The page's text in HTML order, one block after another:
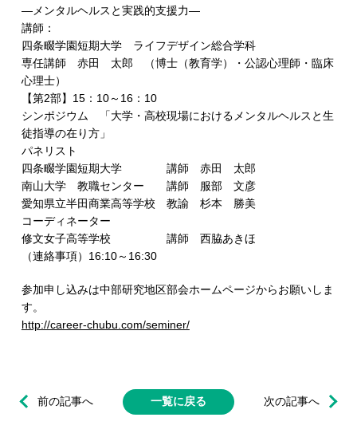
―メンタルヘルスと実践的支援力―
講師：
四条畷学園短期大学 ライフデザイン総合学科
専任講師 赤田 太郎 （博士（教育学）・公認心理師・臨床
心理士）
【第2部】15：10～16：10
シンポジウム 「大学・高校現場におけるメンタルヘルスと生
徒指導の在り方」
パネリスト
四条畷学園短期大学 講師 赤田 太郎
南山大学 教職センター 講師 服部 文彦
愛知県立半田商業高等学校 教諭 杉本 勝美
コーディネーター
修文女子高等学校 講師 西脇あきほ
（連絡事項）16:10～16:30
参加申し込みは中部研究地区部会ホームページからお願いしま
す。
http://career-chubu.com/seminer/
前の記事へ 次の記事へ
一覧に戻る